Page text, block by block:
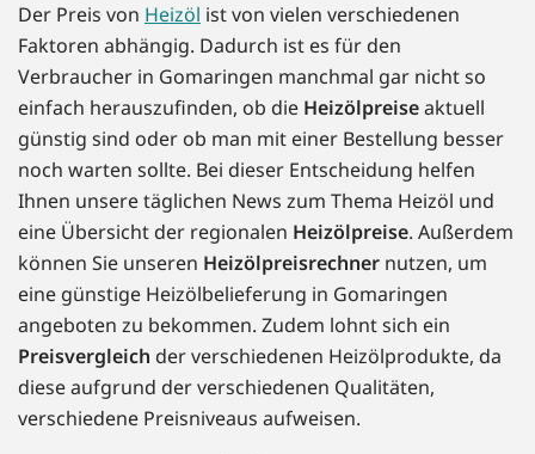
Der Preis von Heizöl ist von vielen verschiedenen
Faktoren abhängig. Dadurch ist es für den
Verbraucher in Gomaringen manchmal gar nicht so
einfach herauszufinden, ob die Heizölpreiseaktuell
günstig sind oder ob man mit einer Bestellung besser
noch warten sollte. Bei dieser Entscheidung helfen
Ihnen unsere täglichen News zum Thema Heizöl und
eine Übersicht der regionalen Heizölpreise. Außerdem
können Sie unseren Heizölpreisrechner nutzen, um
eine günstige Heizölbelieferung in Gomaringen
angeboten zu bekommen. Zudem lohnt sich ein
Preisvergleich der verschiedenen Heizölprodukte, da
diese aufgrund der verschiedenen Qualitäten,
verschiedene Preisniveaus aufweisen.